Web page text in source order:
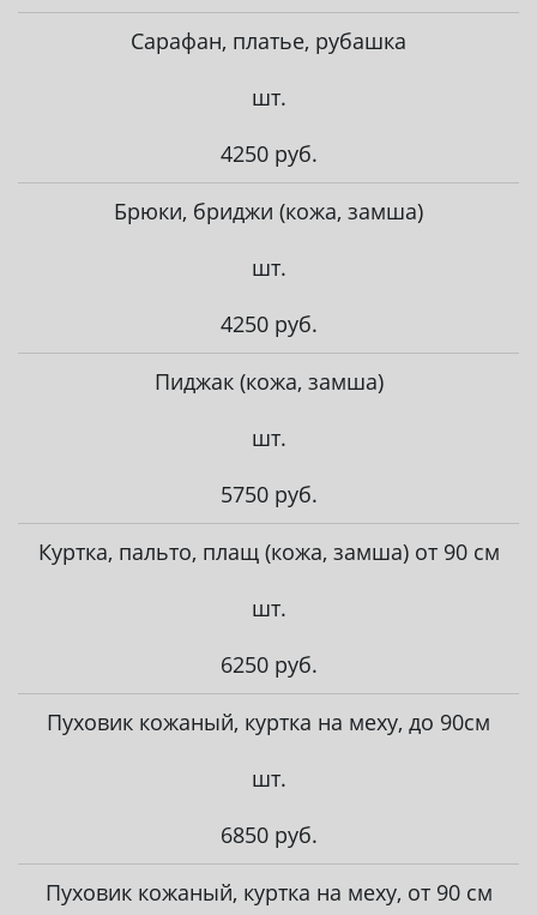
Сарафан, платье, рубашка
шт.
4250 руб.
Брюки, бриджи (кожа, замша)
шт.
4250 руб.
Пиджак (кожа, замша)
шт.
5750 руб.
Куртка, пальто, плащ (кожа, замша) от 90 см
шт.
6250 руб.
Пуховик кожаный, куртка на меху, до 90см
шт.
6850 руб.
Пуховик кожаный, куртка на меху, от 90 см